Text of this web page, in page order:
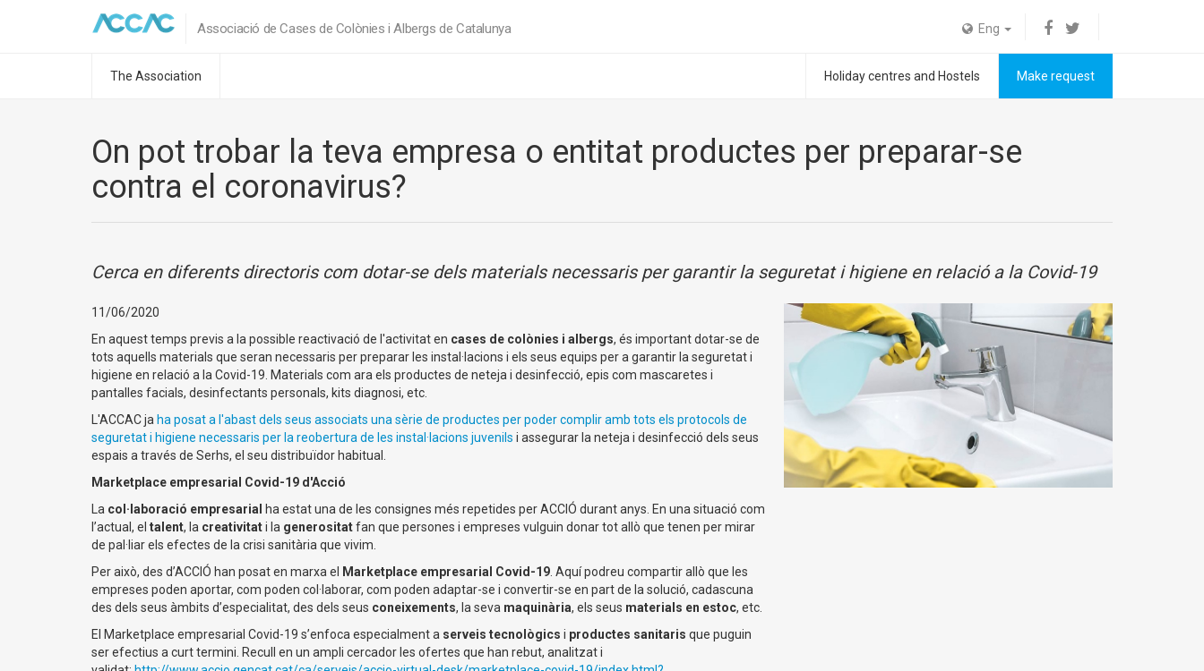
Associació de Cases de Colònies i Albergs de Catalunya Eng
The Association Make request
Holiday centres and Hostels
On pot trobar la teva empresa o entitat productes per preparar-se
contra el coronavirus?
Cerca en diferents directoris com dotar-se dels materials necessaris per garantir la seguretat i higiene en relació a la Covid-19
11/06/2020
En aquest temps previs a la possible reactivació de l'activitat en cases de colònies i albergs, és important dotar-se de
tots aquells materials que seran necessaris per preparar les instal·lacions i els seus equips per a garantir la seguretat i
higiene en relació a la Covid-19. Materials com ara els productes de neteja i desinfecció, epis com mascaretes i
pantalles facials, desinfectants personals, kits diagnosi, etc.
L'ACCAC ja ha posat a l'abast dels seus associats una sèrie de productes per poder complir amb tots els protocols de
seguretat i higiene necessaris per la reobertura de les instal·lacions juvenils i assegurar la neteja i desinfecció dels seus
espais a través de Serhs, el seu distribuïdor habitual.
Marketplace empresarial Covid-19 d'Acció
La col·laboració empresarial
ha estat una de les consignes més repetides per ACCIÓ durant anys. En una situació com
l’actual, el talent, la creativitati la generositatfan que persones i empreses vulguin donar tot allò que tenen per mirar
de pal·liar els efectes de la crisi sanitària que vivim.
Per això, des d’ACCIÓ han posat en marxa el
Marketplace empresarial Covid-19 . Aquí podreu compartir allò que les
empreses poden aportar, com poden col·laborar, com poden adaptar-se i convertir-se en part de la solució, cadascuna
des dels seus àmbits d’especialitat, des dels seus coneixements, la seva maquinària, els seus materials en estoc, etc.
El Marketplace empresarial Covid-19 s’enfoca especialment a serveis tecnològics i productes sanitaris que puguin
ser efectius a curt termini. Recull en un ampli cercador les ofertes que han rebut, analitzat i